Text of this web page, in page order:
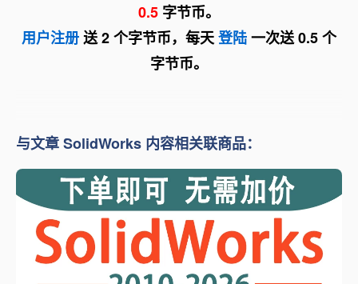
0.5 字节币。
用户注册送 2 个字节币，每天登陆一次送 0.5 个
字节币。
与文章 SolidWorks 内容相关联商品：